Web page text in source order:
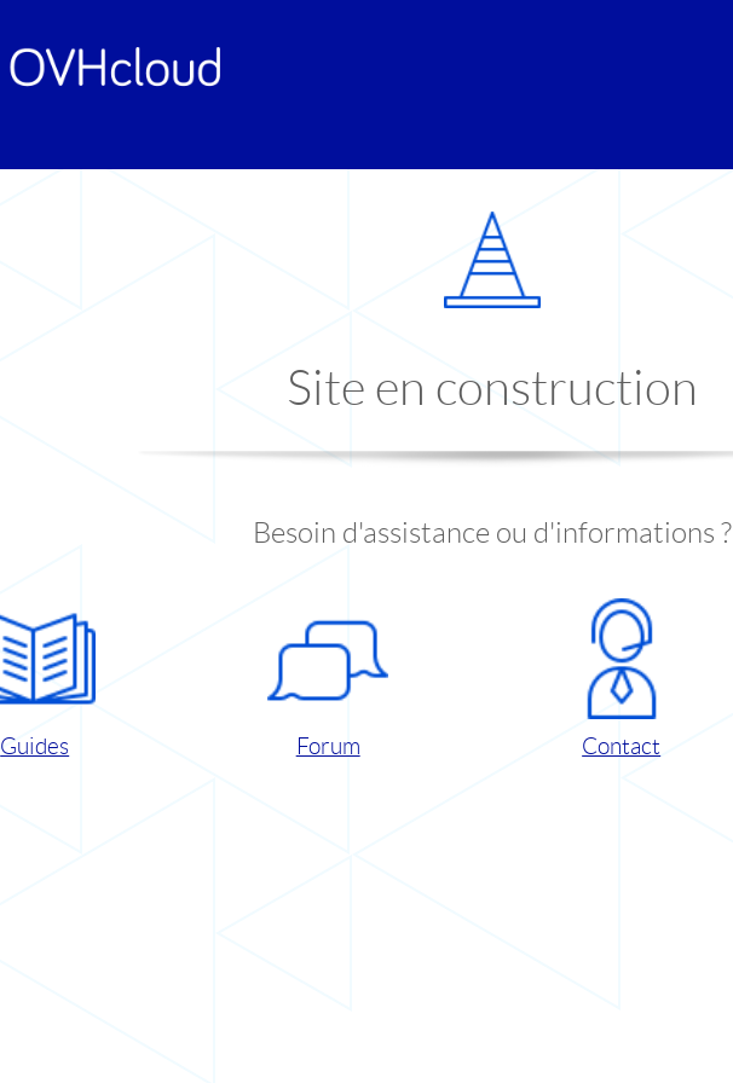
Site en construction
Besoin d'assistance ou d'informations ?
Guides Forum Contact